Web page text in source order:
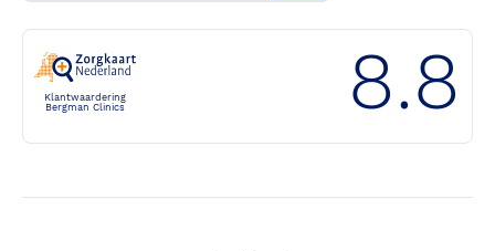
Klantwaardering
Bergman Clinics
8.8